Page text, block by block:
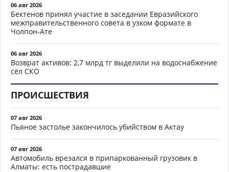
06 авг 2026
Бектенов принял участие в заседании Евразийского
межправительственного совета в узком формате в
Чолпон-Ате
06 авг 2026
Возврат активов: 2,7 млрд тг выделили на водоснабжение
сёл СКО
ПРОИСШЕСТВИЯ
07 авг 2026
Пьяное застолье закончилось убийством в Актау
07 авг 2026
Автомобиль врезался в припаркованный грузовик в
Алматы: есть пострадавшие